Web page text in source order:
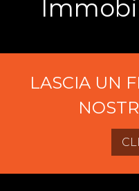
LASCIA UN